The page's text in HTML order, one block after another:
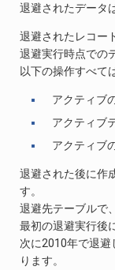
退避されたデータ
退避されたレコー
退避実行時点での
以下の操作すべて
アクティブ
アクティブ
アクティブ
退避された後に作
す。
退避先テーブルで
最初の退避実行後
次に2010年で退
ります。